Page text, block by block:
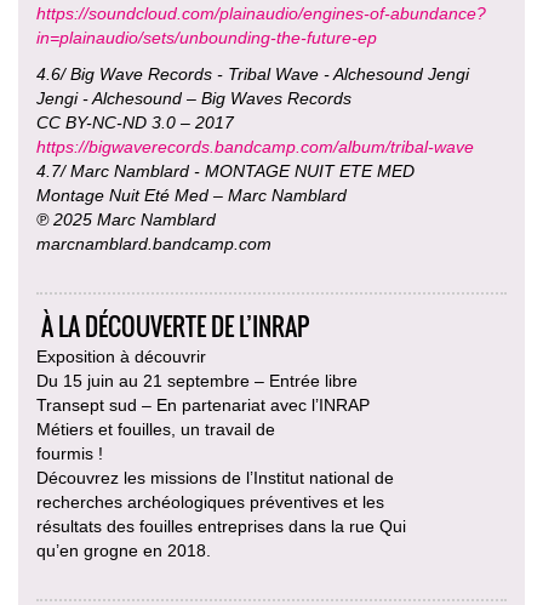
https://soundcloud.com/plainaudio/engines-of-abundance?
in=plainaudio/sets/unbounding-the-future-ep
4.6/ Big Wave Records - Tribal Wave - Alchesound Jengi
Jengi - Alchesound – Big Waves Records
CC BY-NC-ND 3.0 – 2017
https://bigwaverecords.bandcamp.com/album/tribal-wave
4.7/ Marc Namblard - MONTAGE NUIT ETE MED
Montage Nuit Eté Med – Marc Namblard
℗ 2025 Marc Namblard
marcnamblard.bandcamp.com
À LA DÉCOUVERTE DE L’INRAP
Exposition à découvrir
Du 15 juin au 21 septembre – Entrée libre
Transept sud – En partenariat avec l’INRAP
Métiers et fouilles, un travail de
fourmis !
Découvrez les missions de l’Institut national de
recherches archéologiques préventives et les
résultats des fouilles entreprises dans la rue Qui
qu’en grogne en 2018.